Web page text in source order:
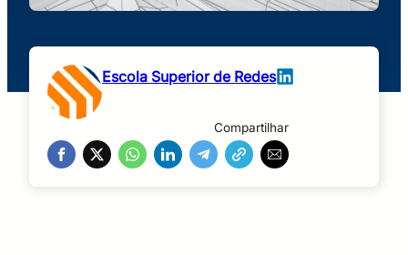
Escola Superior de Redes
Compartilhar